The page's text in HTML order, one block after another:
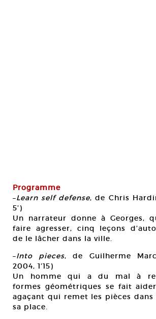
Programme
–Learn self defense, de Chris
5’)
Un narrateur donne à Georges,
faire agresser, cinq leçons
de le lâcher dans la ville.
–Into pieces, de Guilherme
2004, 1’15)
Un homme qui a du mal à
formes géométriques se fait
agaçant qui remet les pièces
sa place.